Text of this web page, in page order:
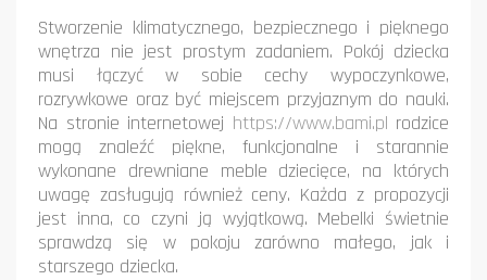
Stworzenie klimatycznego, bezpiecznego i pięknego
wnętrza nie jest prostym zadaniem. Pokój dziecka
musi łączyć w sobie cechy wypoczynkowe,
rozrywkowe oraz być miejscem przyjaznym do nauki.
Na stronie internetowej https://www.bami.pl rodzice
mogą znaleźć piękne, funkcjonalne i starannie
wykonane drewniane meble dziecięce, na których
uwagę zasługują również ceny. Każda z propozycji
jest inna, co czyni ją wyjątkową. Mebelki świetnie
sprawdzą się w pokoju zarówno małego, jak i
starszego dziecka.